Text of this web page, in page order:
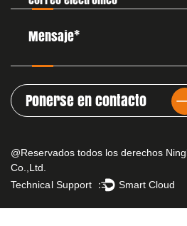
Ponerse en contacto
@Reservados todos los derechos
Co.,Ltd.
Technical Support ： Smart Cloud